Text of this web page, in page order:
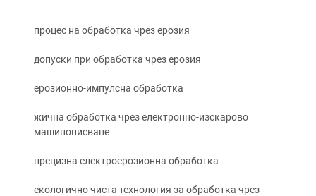
процес на обработка чрез ерозия
допуски при обработка чрез ерозия
ерозионно-импулсна обработка
жична обработка чрез електронно-изскарово
машинописване
прецизна електроерозионна обработка
екологично чиста технология за обработка чрез